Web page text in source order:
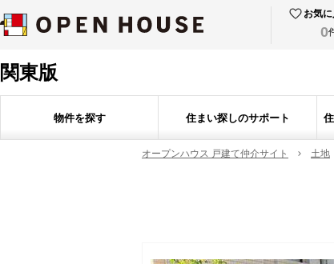
お気
0
関東版
物件を探す 住まい探しのサポート
オープンハウス 戸建て仲介サイト 土地